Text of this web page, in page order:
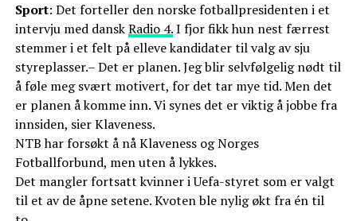
Sport: Det forteller den norske fotballpresidenten i et
intervju med danskRadio 4.I fjor fikk hun nest færrest
stemmer i et felt på elleve kandidater til valg av sju
styreplasser.– Det er planen. Jeg blir selvfølgelig nødt til
å føle meg svært motivert, for det tar mye tid. Men det
er planen å komme inn. Vi synes det er viktig å jobbe fra
innsiden, sier Klaveness.
NTB har forsøkt å nå Klaveness og Norges
Fotballforbund, men uten å lykkes.
Det mangler fortsatt kvinner i Uefa-styret som er valgt
til et av de åpne setene. Kvoten ble nylig økt fra én til